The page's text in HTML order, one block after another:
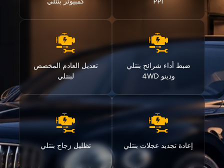
ضبط أداء شرائح بنتلي
ودينو 4WD
تعديل العادم المخصص
لبنتلي
إعادة تجديد عجلات بنتلي تظليل زجاج بنتلي